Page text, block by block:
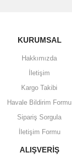
KURUMSAL
Hakkımızda
İletişim
Kargo Takibi
Havale Bildirim Formu
Sipariş Sorgula
İletişim Formu
ALIŞVERİŞ